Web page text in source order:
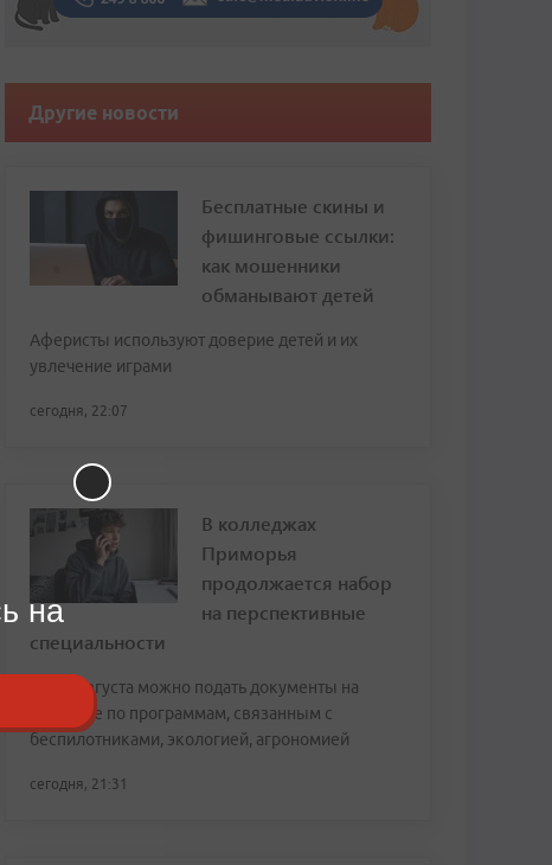
Другие новости
Бесплатные скины и
фишинговые ссылки:
как мошенники
обманывают детей
Аферисты используют доверие детей и их
увлечение играми
сегодня, 22:07
В колледжах
Приморья
продолжается набор
на перспективные
специальности
До 15 августа можно подать документы на
обучение по программам, связанным с
беспилотниками, экологией, агрономией
сегодня, 21:31
на